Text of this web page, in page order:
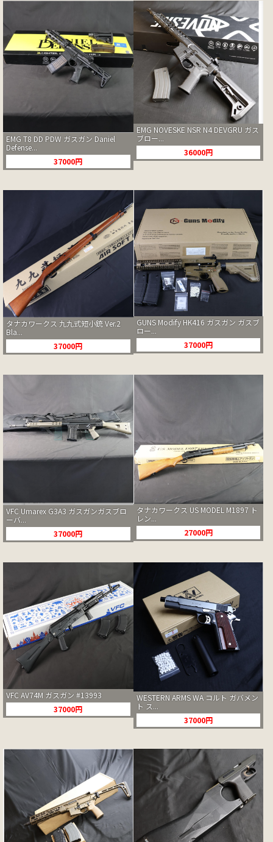
EMG T8 DD PDW ガスガン Daniel
Defense...
37000円
EMG NOVESKE NSR N4 DEVGRU ガス
ブロー...
36000円
タナカワークス 九九式短小銃 Ver.2
Bla...
37000円
GUNS Modify HK416 ガスガン ガスブ
ロー...
37000円
VFC Umarex G3A3 ガスガンガスブロ
ーバ...
37000円
タナカワークス US MODEL M1897 ト
レン...
27000円
VFC AV74M ガスガン #13993
37000円
WESTERN ARMS WA コルト ガバメン
ト ス...
37000円